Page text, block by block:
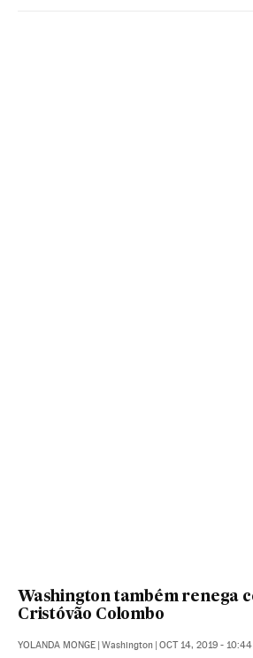
Washington também renega
Cristóvão Colombo
YOLANDA MONGE | Washington | OCT 14, 2019 - 10:44